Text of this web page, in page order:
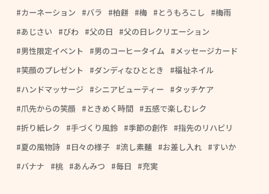
カーネーション
バラ 柏餅 梅 とうもろこし
梅雨
あじさい
びわ 父の日
父の日レクリエーション
男性限定イベント
男のコーヒータイム
メッセージカード
笑顔のプレゼント
ダンディなひととき
福祉ネイル
ハンドマッサージ
シニアビューティー
タッチケア
爪先からの笑顔
ときめく時間
五感で楽しむレク
折り紙レク
手づくり風鈴 季節の創作
指先のリハビリ
夏の風物詩
日々の様子 流し素麺 お差し入れ
すいか
バナナ
桃 あんみつ 毎日 充実